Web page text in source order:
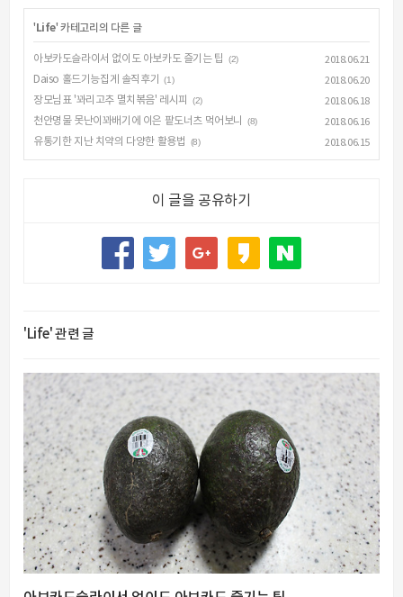
' Life' 카테고리의 다른 글
아보카도슬라이서 없이도 아보카도 즐기는 팁 (2)
2018.06.21
Daiso 홀드기능집게 솔직후기
(1)
2018.06.20
장모님표 '꽈리고추 멸치볶음' 레시피
(2)
2018.06.18
천안명물 못난이꽈배기에 이은 팥도너츠 먹어보니
(8)
2018.06.16
유통기한 지난 치약의 다양한 활용법
(8) 2018.06.15
이 글을 공유하기
'Life' 관련 글